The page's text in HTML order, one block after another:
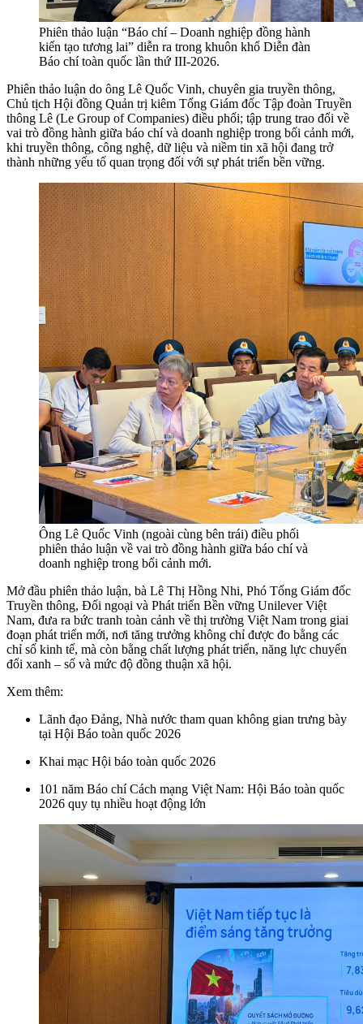
Phiên thảo luận “Báo chí – Doanh nghiệp đồng hành
kiến tạo tương lai” diễn ra trong khuôn khổ Diễn đàn
Báo chí toàn quốc lần thứ III-2026.
Phiên thảo luận do ông Lê Quốc Vinh, chuyên gia truyền thông,
Chủ tịch Hội đồng Quản trị kiêm Tổng Giám đốc Tập đoàn Truyền
thông Lê (Le Group of Companies) điều phối; tập trung trao đổi về
vai trò đồng hành giữa báo chí và doanh nghiệp trong bối cảnh mới,
khi truyền thông, công nghệ, dữ liệu và niềm tin xã hội đang trở
thành những yếu tố quan trọng đối với sự phát triển bền vững.
Ông Lê Quốc Vinh (ngoài cùng bên trái) điều phối
phiên thảo luận về vai trò đồng hành giữa báo chí và
doanh nghiệp trong bối cảnh mới.
Mở đầu phiên thảo luận, bà Lê Thị Hồng Nhi, Phó Tổng Giám đốc
Truyền thông, Đối ngoại và Phát triển Bền vững Unilever Việt
Nam, đưa ra bức tranh toàn cảnh về thị trường Việt Nam trong giai
đoạn phát triển mới, nơi tăng trưởng không chỉ được đo bằng các
chỉ số kinh tế, mà còn bằng chất lượng phát triển, năng lực chuyển
đổi xanh – số và mức độ đồng thuận xã hội.
Xem thêm:
Lãnh đạo Đảng, Nhà nước tham quan không gian trưng bày
tại Hội Báo toàn quốc 2026
Khai mạc Hội báo toàn quốc 2026
101 năm Báo chí Cách mạng Việt Nam: Hội Báo toàn quốc
2026 quy tụ nhiều hoạt động lớn